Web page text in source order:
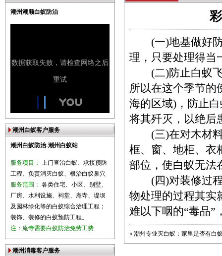
潮州潮顺白蚁防治
潮州白蚁客户服务
潮州白蚁防治-潮州白蚁站
服务项目： 上门查治白蚁、承接预防
工程、负责消灭白蚁、根治白蚁巢穴
服务范围： 各类住宅、小区、别墅、
厂房、水利设施、祠堂、庵寺、堤坝
及园林绿化等的白蚁综合治理工程；
装饰、装修的白蚁预防工程。
注：庵寺需要白蚁防治免劳工费
潮州消毒客户服务
(一)地基做好防
理，只要处理得当
(二)防止白蚁飞
所以在这个季节的
海的区域)，防止
将其歼灭，以绝后
(三)在对木材料
框、窗、地柜、衣
部位，使白蚁无法
(四)对装修过程
物处理的过程其实
难以下咽的“毒品”
« 潮州专业灭白蚁：家里是否有白